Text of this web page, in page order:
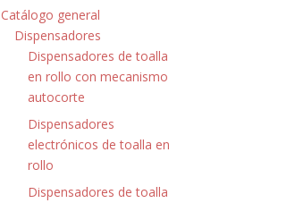
Catálogo general
Dispensadores
Dispensadores de toalla
en rollo con mecanismo
autocorte
Dispensadores
electrónicos de toalla en
rollo
Dispensadores de toalla